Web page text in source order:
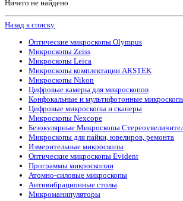
Ничего не найдено
Назад к списку
Оптические микроскопы Olympus
Микроскопы Zeiss
Микроскопы Leica
Микроскопы комплектации ARSTEK
Микроскопы Nikon
Цифровые камеры для микроскопов
Конфокальные и мультифотонные
Цифровые микроскопы и сканеры
Микроскопы Nexcope
Безокулярные Микроскопы
Микроскопы для пайки, ювелиров, ремонта
Измерительные микроскопы
Оптические микроскопы Evident
Программы микроскопии
Атомно-силовые микроскопы
Антивибрационные столы
Микроманипуляторы